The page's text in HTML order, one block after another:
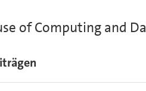
of Computing and